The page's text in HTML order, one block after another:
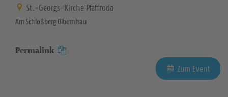
St.-Georgs-Kirche Pfaffroda
Am Schloßberg Olbernhau
Permalink
Zum Event